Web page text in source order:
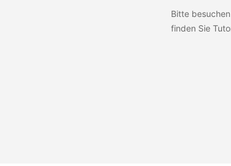
Bitte
finden Sie